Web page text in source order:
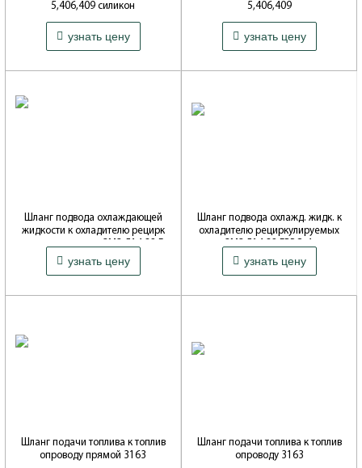
5,406,409 силикон
Артикул: 4062.1147102-10
Производитель: ПРОМТЕХПЛАСТ
(Балаково)
117 ₽узнать цену
5,406,409
Артикул: 4062.1147102-10
Производитель: ЯПГ и РТИ
(Ярославль)
69 ₽узнать цену
Шланг подвода охлаждающей
жидкости к охладителю рецирк
Артикул: 51432.1013197-10
571 ₽узнать цену
Шланг подвода охлажд. жидк. к
охладителю рециркулируемых
Артикул: 51432.1013197-10
542 ₽узнать цену
Шланг подачи топлива к топлив
опроводу прямой 3163
Шланг подачи топлива к топлив
опроводу 3163